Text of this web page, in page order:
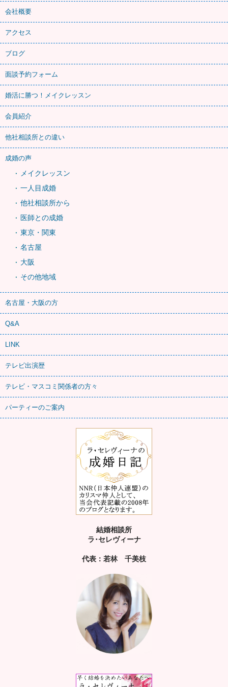
会社概要
アクセス
ブログ
面談予約フォーム
婚活に勝つ！メイクレッスン
会員紹介
他社相談所との違い
成婚の声
メイクレッスン
一人目成婚
他社相談所から
医師との成婚
東京・関東
名古屋
大阪
その他地域
名古屋・大阪の方
Q&A
LINK
テレビ出演歴
テレビ・マスコミ関係者の方々
パーティーのご案内
結婚相談所
ラ･セレヴィーナ
代表：若林 千美枝